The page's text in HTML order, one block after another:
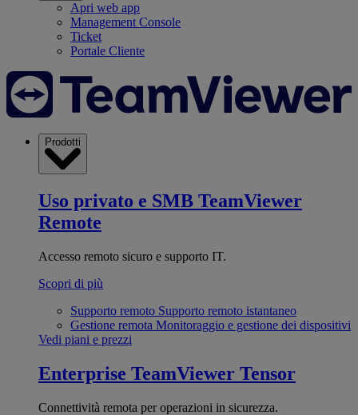
Apri web app
Management Console
Ticket
Portale Cliente
Prodotti
Uso privato e SMB TeamViewer
Remote
Accesso remoto sicuro e supporto IT.
Scopri di più
Supporto remoto Supporto remoto istantaneo
Gestione remota Monitoraggio e gestione dei dispositivi
Vedi piani e prezzi
Enterprise TeamViewer Tensor
Connettività remota per operazioni in sicurezza.